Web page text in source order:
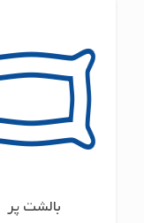
بالشت پر